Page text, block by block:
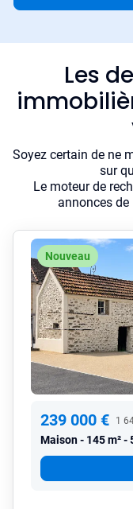
Les
Soyez certain de ne
sur
Le moteur de
annonces
Nouveau
239 000 € 1
Maison 145 m² -